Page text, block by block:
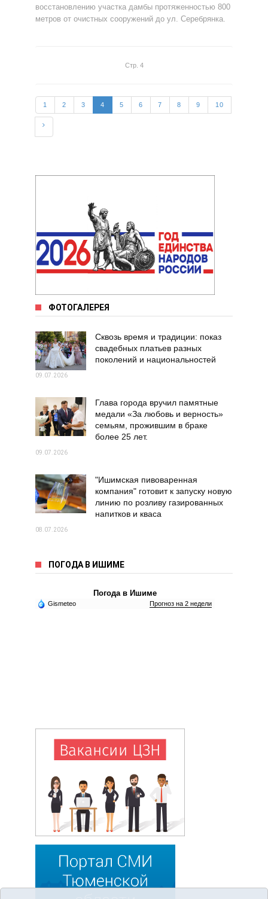
восстановлению участка дамбы протяженностью 800
метров от очистных сооружений до ул. Серебрянка.
Стр. 4
1 2 3 4 5 6 7 8 9 10
ФОТОГАЛЕРЕЯ
Сквозь время и традиции: показ
свадебных платьев разных
поколений и национальностей
09.07.2026
Глава города вручил памятные
медали «За любовь и верность»
семьям, прожившим в браке
более 25 лет.
09.07.2026
"Ишимская пивоваренная
компания" готовит к запуску новую
линию по розливу газированных
напитков и кваса
08.07.2026
ПОГОДА В ИШИМЕ
Погода в Ишиме
Gismeteo Прогноз на 2 недели